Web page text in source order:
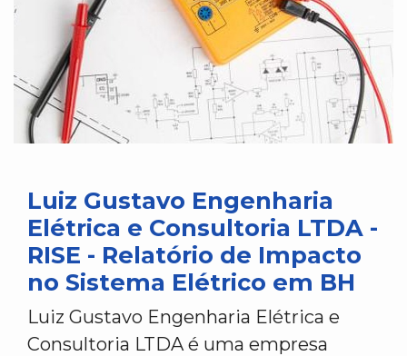
Luiz Gustavo Engenharia
Elétrica e Consultoria LTDA -
RISE - Relatório de Impacto
no Sistema Elétrico em BH
Luiz Gustavo Engenharia Elétrica e
Consultoria LTDA é uma empresa